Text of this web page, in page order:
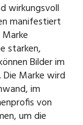
wirkungsvoll
manifestiert
starken,
Bilder im
Marke wird
im
von
um die